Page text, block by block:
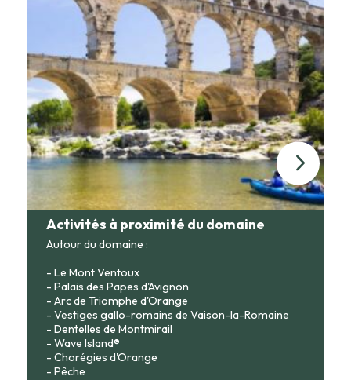
Activités à proximité du domaine
Autour du domaine :
- Le Mont Ventoux
- Palais des Papes d'Avignon
- Arc de Triomphe d'Orange
- Vestiges gallo-romains de Vaison-la-Romaine
- Dentelles de Montmirail
- Wave Island®
- Chorégies d'Orange
- Pêche